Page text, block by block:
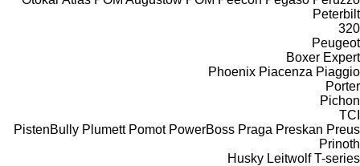
Peterbilt
320
Peugeot
Boxer Expert
Phoenix Piacenza Piaggio
Porter
Pichon
TCI
PistenBully Plumett Pomot PowerBoss Praga Preskan Preus
Prinoth
Husky Leitwolf T-series